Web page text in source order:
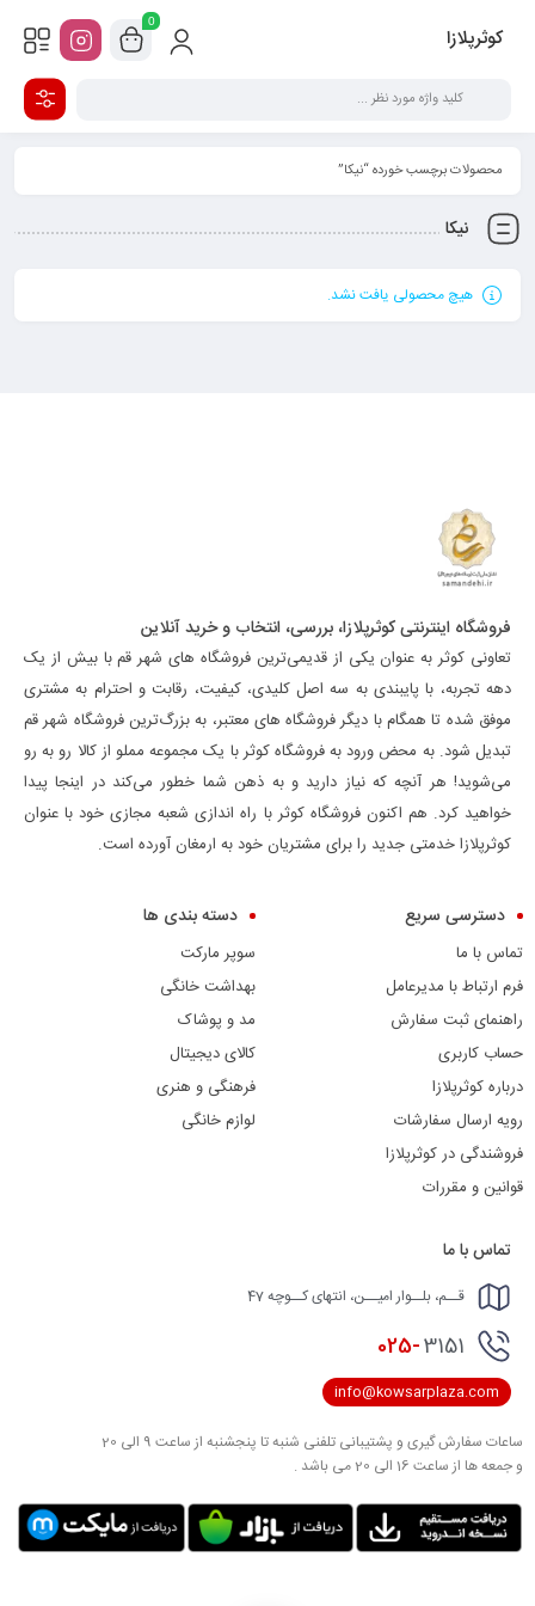
کوثرپلازا
0
محصولات برچسب خورده “نیکا”
نیکا
هیچ محصولی یافت نشد.
فروشگاه اینترنتی کوثرپلازا، بررسی، انتخاب و خرید آنلاین
تعاونی کوثر به عنوان یکی از قدیمی‌ترین فروشگاه های شهر قم با بیش از یک
دهه تجربه، با پایبندی به سه اصل کلیدی، کیفیت، رقابت و احترام به مشتری
موفق شده تا همگام با دیگر فروشگاه های معتبر، به بزرگ‌ترین فروشگاه شهر قم
تبدیل شود. به محض ورود به فروشگاه کوثر با یک مجموعه مملو از کالا رو به رو
می‌شوید! هر آنچه که نیاز دارید و به ذهن شما خطور می‌کند در اینجا پیدا
خواهید کرد. هم اکنون فروشگاه کوثر با راه اندازی شعبه مجازی خود با عنوان
کوثرپلازا خدمتی جدید را برای مشتریان خود به ارمغان آورده است.
دسترسی سریع
تماس با ما
فرم ارتباط با مدیرعامل
راهنمای ثبت سفارش
حساب کاربری
درباره کوثرپلازا
رویه ارسال سفارشات
فروشندگی در کوثرپلازا
قوانین و مقررات
دسته بندی ها
سوپر مارکت
بهداشت خانگی
مد و پوشاک
کالای دیجیتال
فرهنگی و هنری
لوازم خانگی
تماس با ما
قــم، بلــوار امیــن، انتهای کــوچه 47
025-3151
info@kowsarplaza.com
ساعات سفارش گیری و پشتیبانی تلفنی شنبه تا پنجشنبه از ساعت 9 الی 20
و جمعه ها از ساعت 16 الی 20 می باشد .